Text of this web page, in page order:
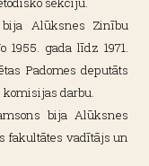
Alūksnes Zinību
gada līdz 1971.
Padomes deputāts
darbu.
bija Alūksnes
fakultātes vadītājs un